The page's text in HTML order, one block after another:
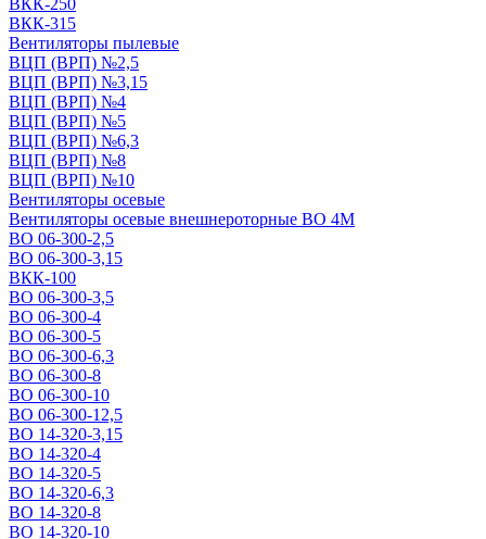
ВКК-250
ВКК-315
Вентиляторы пылевые
ВЦП (ВРП) №2,5
ВЦП (ВРП) №3,15
ВЦП (ВРП) №4
ВЦП (ВРП) №5
ВЦП (ВРП) №6,3
ВЦП (ВРП) №8
ВЦП (ВРП) №10
Вентиляторы осевые
Вентиляторы осевые внешнероторные ВО 4М
ВО 06-300-2,5
ВО 06-300-3,15
ВКК-100
ВО 06-300-3,5
ВО 06-300-4
ВО 06-300-5
ВО 06-300-6,3
ВО 06-300-8
ВО 06-300-10
ВО 06-300-12,5
ВО 14-320-3,15
ВО 14-320-4
ВО 14-320-5
ВО 14-320-6,3
ВО 14-320-8
ВО 14-320-10